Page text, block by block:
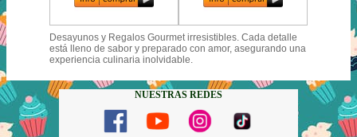
Desayunos y Regalos Gourmet irresistibles. Cada detalle
está lleno de sabor y preparado con amor, asegurando una
experiencia culinaria inolvidable.
NUESTRAS REDES